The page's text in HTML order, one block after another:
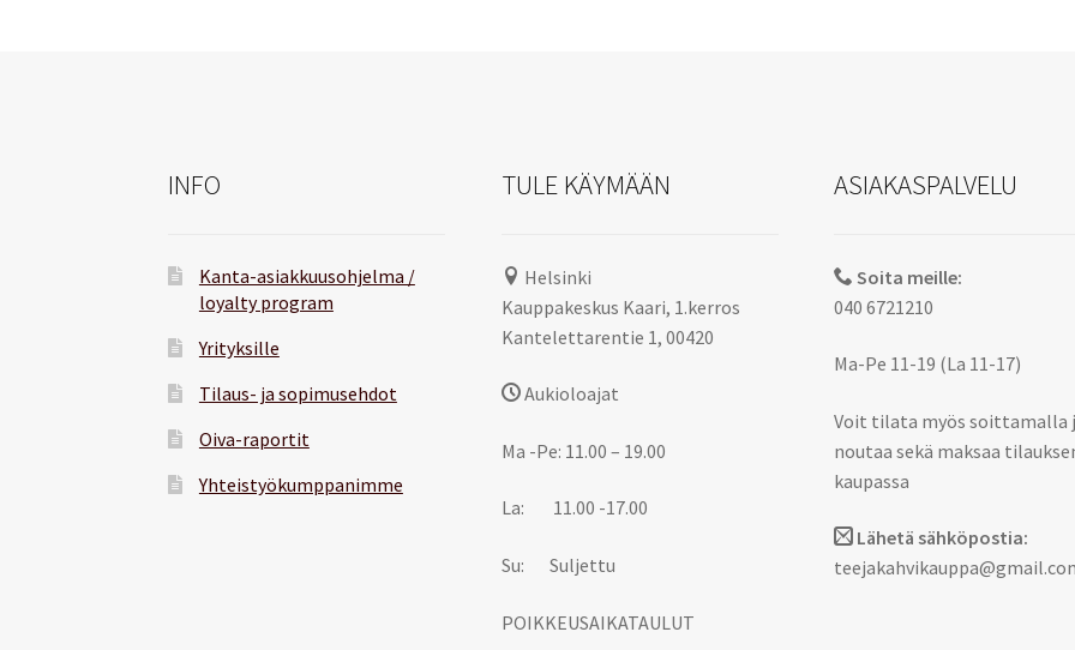
INFO
Kanta-asiakkuusohjelma /
loyalty program
Yrityksille
Tilaus- ja sopimusehdot
Oiva-raportit
Yhteistyökumppanimme
TULE KÄYMÄÄN
Helsinki
Kauppakeskus Kaari, 1.kerros
Kantelettarentie 1, 00420
Aukioloajat
Ma -Pe: 11.00 – 19.00
La: 11.00 -17.00
Su: Suljettu
POIKKEUSAIKATAULUT
ASIAKASPALVELU
Soita meille:
040 6721210
Ma-Pe 11-19 (La 11-17)
Voit tilata myös soittamalla
noutaa sekä maksaa
kaupassa
Lähetä sähköpostia: